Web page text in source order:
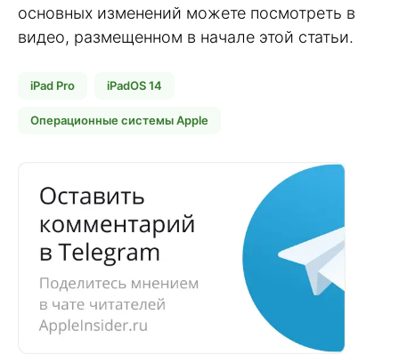
основных изменений можете посмотреть в
видео, размещенном в начале этой статьи.
iPad Pro iPadOS 14
Операционные системы Apple